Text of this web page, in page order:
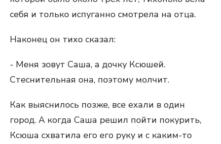
себя и только испуганно смотрела на отца.
Наконец он тихо сказал:
- Меня зовут Саша, а дочку Ксюшей.
Стеснительная она, поэтому молчит.
Как выяснилось позже, все ехали в один
город. А когда Саша решил пойти покурить,
Ксюша схватила его его руку и с каким-то